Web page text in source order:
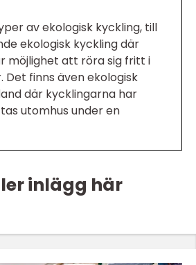
av ekologisk kyckling, till
ekologisk kyckling där
möjlighet att röra sig fritt i
finns även ekologisk
där kycklingarna har
utomhus under en
inlägg här